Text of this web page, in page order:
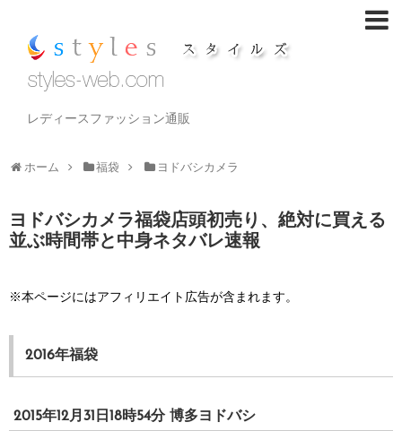
レディースファッション通販
ホーム 福袋 ヨドバシカメラ
ヨドバシカメラ福袋店頭初売り、絶対に買える
並ぶ時間帯と中身ネタバレ速報
※本ページにはアフィリエイト広告が含まれます。
2016年福袋
2015年12月31日18時54分 博多ヨドバシ